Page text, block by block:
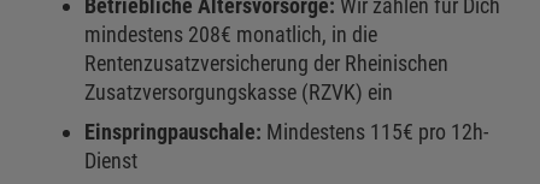
Betriebliche Altersvorsorge: Wir zahlen für Dich
mindestens 208€ monatlich, in die
Rentenzusatzversicherung der Rheinischen
Zusatzversorgungskasse (RZVK) ein
Einspringpauschale: Mindestens 115€ pro 12h-
Dienst